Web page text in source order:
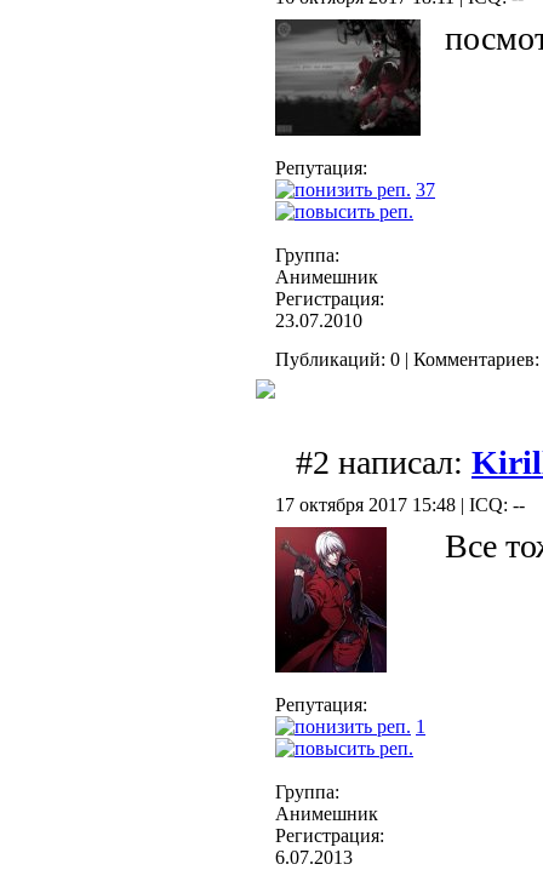
Репутация:
37
Группа:
Анимешник
Регистрация:
23.07.2010
Публикаций: 0 | Комментариев:
#2 написал:
17 октября 2017 15:48 | ICQ: --
Репутация:
1
Группа:
Анимешник
Регистрация:
6.07.2013
Все